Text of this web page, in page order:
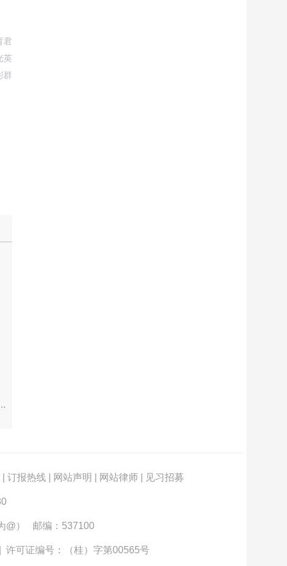
君
英
群
订报热线 网站声明 网站律师 见习招募
@） 邮编：537100
许可证编号：（桂）字第00565号